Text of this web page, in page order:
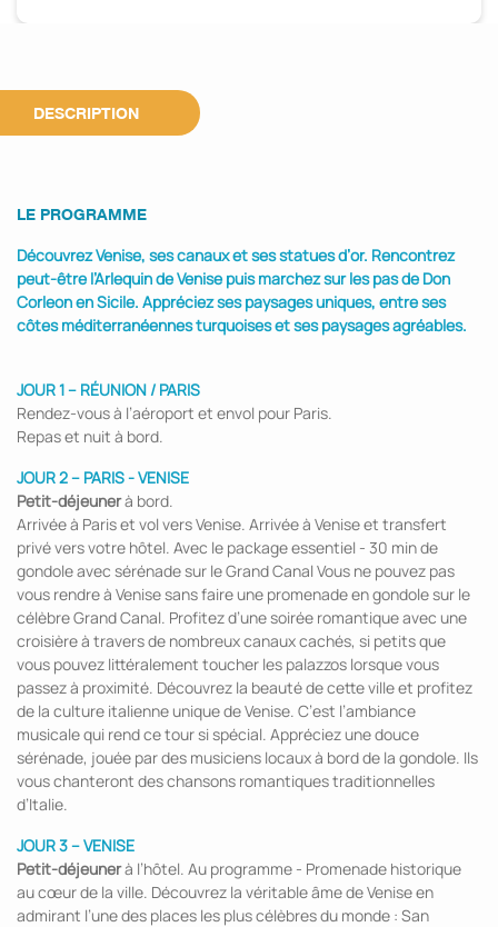
DESCRIPTION
LE PROGRAMME
Découvrez Venise, ses canaux et ses statues d’or. Rencontrez
peut-être l’Arlequin de Venise puis marchez sur les pas de Don
Corleon en Sicile. Appréciez ses paysages uniques, entre ses
côtes méditerranéennes turquoises et ses paysages agréables.
JOUR 1 – RÉUNION / PARIS
Rendez-vous à l’aéroport et envol pour Paris.
Repas et nuit à bord.
JOUR 2 – PARIS - VENISE
Petit-déjeunerà bord.
Arrivée à Paris et vol vers Venise. Arrivée à Venise et transfert
privé vers votre hôtel. Avec le package essentiel - 30 min de
gondole avec sérénade sur le Grand Canal Vous ne pouvez pas
vous rendre à Venise sans faire une promenade en gondole sur le
célèbre Grand Canal. Profitez d’une soirée romantique avec une
croisière à travers de nombreux canaux cachés, si petits que
vous pouvez littéralement toucher les palazzos lorsque vous
passez à proximité. Découvrez la beauté de cette ville et profitez
de la culture italienne unique de Venise. C’est l’ambiance
musicale qui rend ce tour si spécial. Appréciez une douce
sérénade, jouée par des musiciens locaux à bord de la gondole. Ils
vous chanteront des chansons romantiques traditionnelles
d’Italie.
JOUR 3 – VENISE
Petit-déjeunerà l’hôtel. Au programme - Promenade historique
au cœur de la ville. Découvrez la véritable âme de Venise en
admirant l’une des places les plus célèbres du monde : San